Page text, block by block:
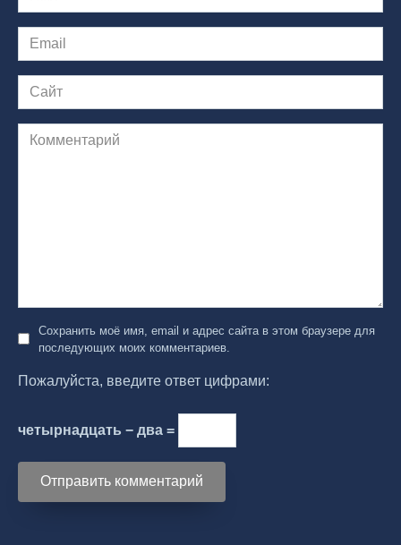
*
Email
*
Сайт
Комментарий
Сохранить моё имя, email и адрес сайта в этом браузере для
последующих моих комментариев.
Пожалуйста, введите ответ цифрами:
четырнадцать − два =